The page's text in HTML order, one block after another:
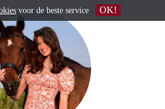
voor de beste service OK!